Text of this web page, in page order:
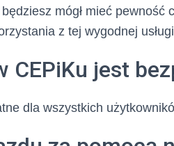
mógł mieć pewność
z tej wygodnej
jest
dla wszystkich